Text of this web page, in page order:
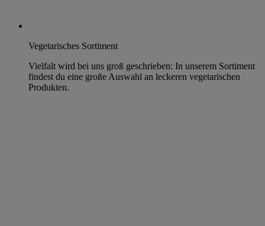
Vegetarisches Sortiment
Vielfalt wird bei uns groß geschrieben: In unserem Sortiment
findest du eine große Auswahl an leckeren vegetarischen
Produkten.